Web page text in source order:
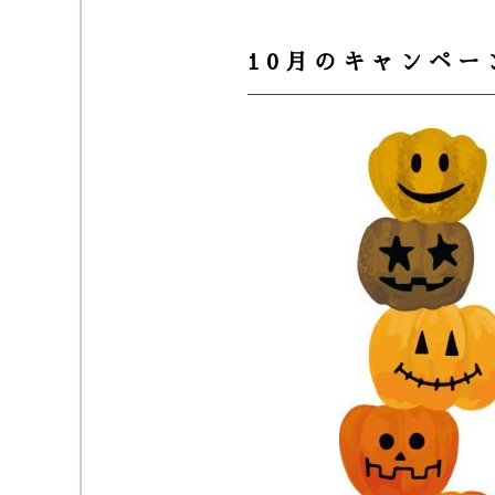
10月のキャンペー